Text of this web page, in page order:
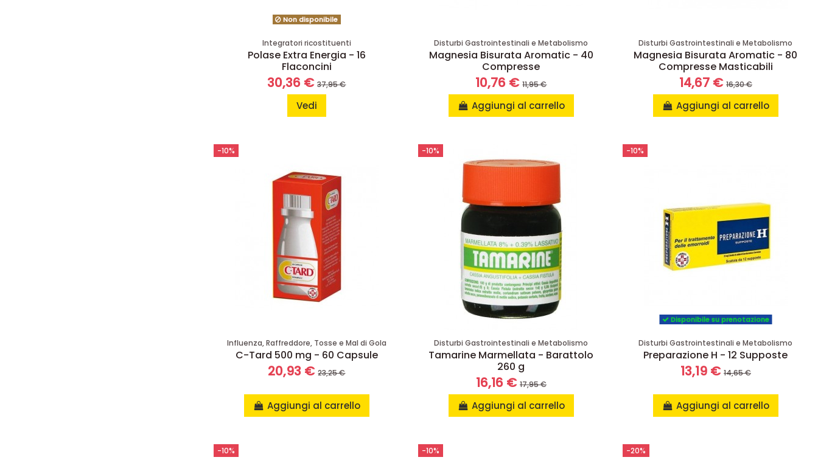
Non disponibile
Integratori ricostituenti
Polase Extra Energia - 16
Flaconcini
30,36 €37,95 €
Vedi
Disturbi Gastrointestinali e Metabolismo
Magnesia Bisurata Aromatic - 40
Compresse
10,76 €11,95 €
Aggiungi al carrello
Disturbi Gastrointestinali e Metabolismo
Magnesia Bisurata Aromatic - 80
Compresse Masticabili
14,67 € 16,30 €
Aggiungi al carrello
-10%
Influenza, Raffreddore, Tosse e Mal di Gola
C-Tard 500 mg - 60 Capsule
20,93 €23,25 €
Aggiungi al carrello
-10%
Disturbi Gastrointestinali e Metabolismo
Tamarine Marmellata - Barattolo
260 g
16,16 € 17,95 €
Aggiungi al carrello
-10%
Disponibile su prenotazione
Disturbi Gastrointestinali e Metabolismo
Preparazione H - 12 Supposte
13,19 € 14,65 €
Aggiungi al carrello
-10% -10% -20%